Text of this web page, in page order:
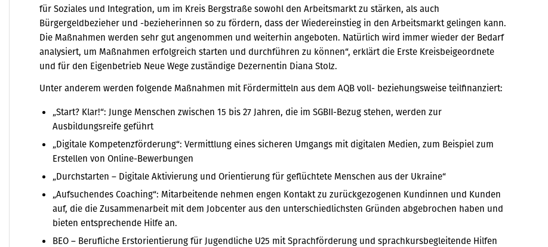
für Soziales und Integration, um im Kreis Bergstraße sowohl den Arbeitsmarkt zu stärken, als auch
Bürgergeldbezieher und -bezieherinnen so zu fördern, dass der Wiedereinstieg in den Arbeitsmarkt gelingen kann.
Die Maßnahmen werden sehr gut angenommen und weiterhin angeboten. Natürlich wird immer wieder der Bedarf
analysiert, um Maßnahmen erfolgreich starten und durchführen zu können“, erklärt die Erste Kreisbeigeordnete
und für den Eigenbetrieb Neue Wege zuständige Dezernentin Diana Stolz.
Unter anderem werden folgende Maßnahmen mit Fördermitteln aus dem AQB voll- beziehungsweise teilfinanziert:
„Start? Klar!“: Junge Menschen zwischen 15 bis 27 Jahren, die im SGBII-Bezug stehen, werden zur
Ausbildungsreife geführt
„Digitale Kompetenzförderung“: Vermittlung eines sicheren Umgangs mit digitalen Medien, zum Beispiel zum
Erstellen von Online-Bewerbungen
„Durchstarten – Digitale Aktivierung und Orientierung für geflüchtete Menschen aus der Ukraine“
„Aufsuchendes Coaching“: Mitarbeitende nehmen engen Kontakt zu zurückgezogenen Kundinnen und Kunden
auf, die die Zusammenarbeit mit dem Jobcenter aus den unterschiedlichsten Gründen abgebrochen haben und
bieten entsprechende Hilfe an.
BEO – Berufliche Erstorientierung für Jugendliche U25 mit Sprachförderung und sprachkursbegleitende Hilfen